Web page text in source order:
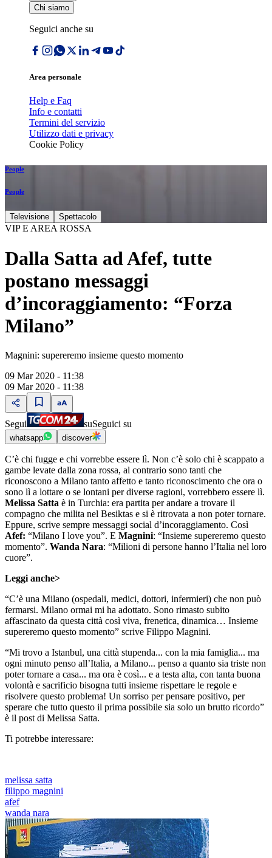
Chi siamo
Seguici anche su
Area personale
Help e Faq
Info e contatti
Termini del servizio
Utilizzo dati e privacy
Cookie Policy
People
People
Televisione Spettacolo
VIP E AREA ROSSA
Dalla Satta ad Afef, tutte
postano messaggi
d’incoraggiamento: “Forza
Milano”
Magnini: supereremo insieme questo momento
09 Mar 2020 - 11:38
09 Mar 2020 - 11:38
Segui suSeguici su
whatsapp discover
C’è chi fugge e chi vorrebbe essere lì. Non c’è solo chi è scappato a
gambe levate dalla zona rossa, al contrario sono tanti che
riconoscono a Milano tanto affetto e tanto riconoscimento che ora o
sono lì a lottare o se lontani per diverse ragioni, vorrebbero essere lì.
Melissa Satta è in Turchia: era partita per andare a trovare il
compagno che milita nel Besiktas e si è ritrovata a non poter tornare.
Eppure, scrive sempre messaggi social d’incoraggiamento. Così
Afef: “Milano I love you”. E Magnini: “Insieme supereremo questo
momento”. Wanda Nara: “Milioni di persone hanno l’Italia nel loro
cuore”.
Leggi anche>
“C’è una Milano (ospedali, medici, dottori, infermieri) che non può
fermarsi. Milano ormai mi ha adottato. Sono rimasto subito
affascinato da questa città così viva, frenetica, dinamica… Insieme
supereremo questo momento” scrive Filippo Magnini.
“Mi trovo a Istanbul, una città stupenda... con la mia famiglia... ma
ogni minuto penso all’Italia, a Milano... penso a quanto sia triste non
poter tornare a casa... ma ora è così... e a testa alta, con tanta buona
volontà e sacrificio bisogna tutti insieme rispettare le regole e
risolvere questo problema! Un sorriso per pensare positivo, per
sperare che tutto questo il prima possibile sia solo un brutto ricordo”
è il post di Melissa Satta.
Ti potrebbe interessare:
melissa satta
filippo magnini
afef
wanda nara